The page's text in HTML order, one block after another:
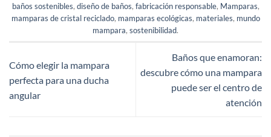
baños sostenibles, diseño de baños, fabricación responsable, Mamparas,
mamparas de cristal reciclado, mamparas ecológicas, materiales, mundo
mampara, sostenibilidad.
Cómo elegir la mampara
perfecta para una ducha
angular
Baños que enamoran:
descubre cómo una mampara
puede ser el centro de
atención